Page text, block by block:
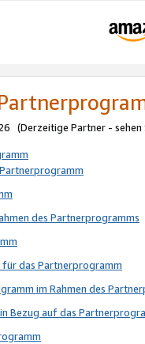
(Derzeitige Partner - sehen
des Partnerprogramms
das Partnerprogramm
im Rahmen des
Bezug auf das